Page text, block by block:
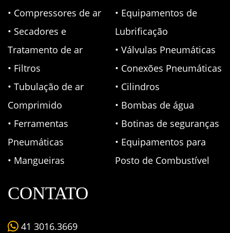
• Compressores de ar
• Secadores e
Tratamento de ar
• Filtros
• Tubulação de ar
Comprimido
• Ferramentas
Pneumáticas
• Mangueiras
• Equipamentos de
Lubrificação
• Válvulas Pneumáticas
• Conexões Pneumáticas
• Cilindros
• Bombas de água
• Botinas de seguranças
• Equipamentos para
Posto de Combustível
CONTATO
41 3016.3669